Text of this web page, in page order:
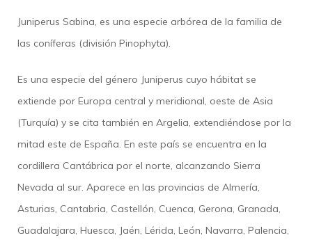
Juniperus Sabina, es una especie arbórea de la familia de
las coníferas (división Pinophyta).
Es una especie del género Juniperus cuyo hábitat se
extiende por Europa central y meridional, oeste de Asia
(Turquía) y se cita también en Argelia, extendiéndose por la
mitad este de España. En este país se encuentra en la
cordillera Cantábrica por el norte, alcanzando Sierra
Nevada al sur. Aparece en las provincias de Almería,
Asturias, Cantabria, Castellón, Cuenca, Gerona, Granada,
Guadalajara, Huesca, Jaén, Lérida, León, Navarra, Palencia,